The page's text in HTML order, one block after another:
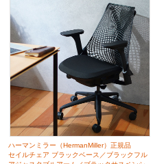
ハーマンミラー（HermanMiller）正規品
セイルチェア ブラックベース／ブラックフル